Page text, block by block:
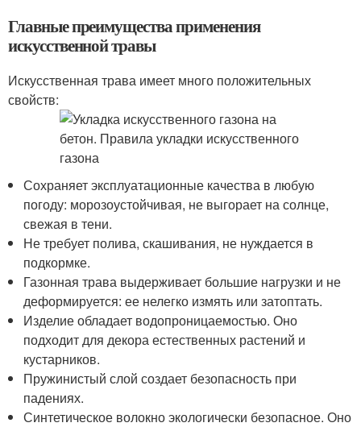
Главные преимущества применения
искусственной травы
Искусственная трава имеет много положительных
свойств:
Сохраняет эксплуатационные качества в любую
погоду: морозоустойчивая, не выгорает на солнце,
свежая в тени.
Не требует полива, скашивания, не нуждается в
подкормке.
Газонная трава выдерживает большие нагрузки и не
деформируется: ее нелегко измять или затоптать.
Изделие обладает водопроницаемостью. Оно
подходит для декора естественных растений и
кустарников.
Пружинистый слой создает безопасность при
падениях.
Синтетическое волокно экологически безопасное. Оно